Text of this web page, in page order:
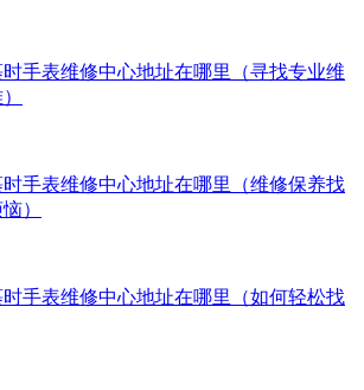
手表维修中心地址在哪里（寻找专业维
手表维修中心地址在哪里（维修保养找
）
手表维修中心地址在哪里（如何轻松找